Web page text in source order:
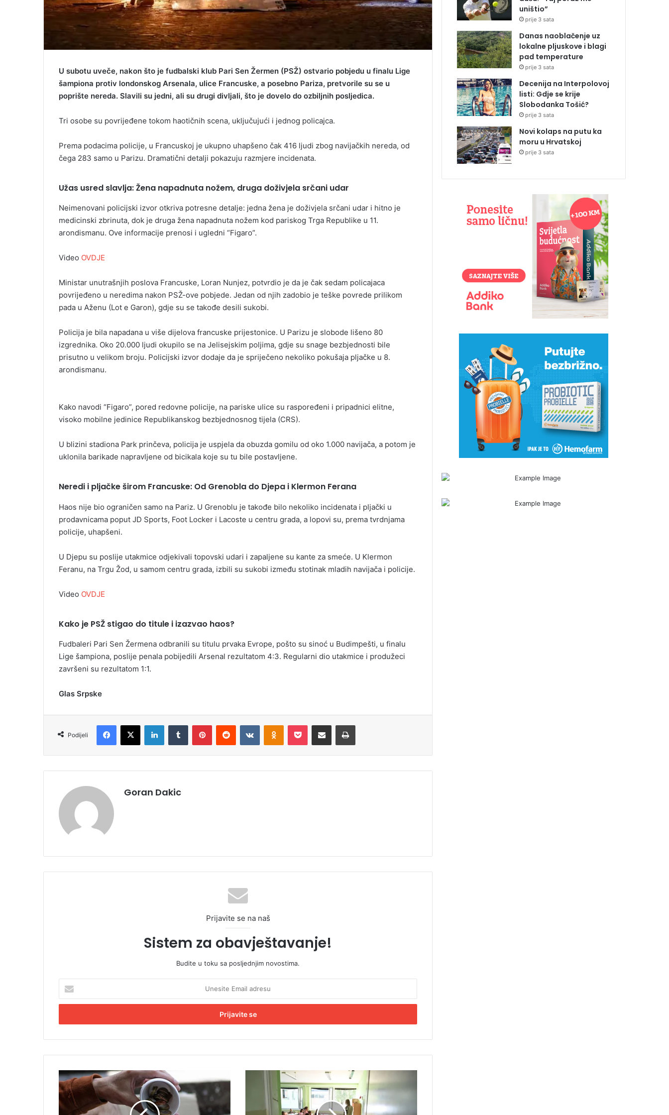
U subotu uveče, nakon što je fudbalski klub Pari Sen Žermen (PSŽ) ostvario pobjedu u finalu Lige
šampiona protiv londonskog Arsenala, ulice Francuske, a posebno Pariza, pretvorile su se u
poprište nereda. Slavili su jedni, ali su drugi divljali, što je dovelo do ozbiljnih posljedica.
Tri osobe su povrijeđene tokom haotičnih scena, uključujući i jednog policajca.
Prema podacima policije, u Francuskoj je ukupno uhapšeno čak 416 ljudi zbog navijačkih nereda, od
čega 283 samo u Parizu. Dramatični detalji pokazuju razmjere incidenata.
Užas usred slavlja: Žena napadnuta nožem, druga doživjela srčani udar
Neimenovani policijski izvor otkriva potresne detalje: jedna žena je doživjela srčani udar i hitno je
medicinski zbrinuta, dok je druga žena napadnuta nožem kod pariskog Trga Republike u 11.
arondismanu. Ove informacije prenosi i ugledni “Figaro”.
Video OVDJE
Ministar unutrašnjih poslova Francuske, Loran Nunjez, potvrdio je da je čak sedam policajaca
povrijeđeno u neredima nakon PSŽ-ove pobjede. Jedan od njih zadobio je teške povrede prilikom
pada u Aženu (Lot e Garon), gdje su se takođe desili sukobi.
Policija je bila napadana u više dijelova francuske prijestonice. U Parizu je slobode lišeno 80
izgrednika. Oko 20.000 ljudi okupilo se na Jelisejskim poljima, gdje su snage bezbjednosti bile
prisutno u velikom broju. Policijski izvor dodaje da je spriječeno nekoliko pokušaja pljačke u 8.
arondismanu.
Kako navodi “Figaro”, pored redovne policije, na pariske ulice su raspoređeni i pripadnici elitne,
visoko mobilne jedinice Republikanskog bezbjednosnog tijela (CRS).
U blizini stadiona Park prinčeva, policija je uspjela da obuzda gomilu od oko 1.000 navijača, a potom je
uklonila barikade napravljene od bicikala koje su tu bile postavljene.
Neredi i pljačke širom Francuske: Od Grenobla do Djepa i Klermon Ferana
Haos nije bio ograničen samo na Pariz. U Grenoblu je takođe bilo nekoliko incidenata i pljački u
prodavnicama poput JD Sports, Foot Locker i Lacoste u centru grada, a lopovi su, prema tvrdnjama
policije, uhapšeni.
U Djepu su poslije utakmice odjekivali topovski udari i zapaljene su kante za smeće. U Klermon
Feranu, na Trgu Žod, u samom centru grada, izbili su sukobi između stotinak mladih navijača i policije.
Video OVDJE
Kako je PSŽ stigao do titule i izazvao haos?
Fudbaleri Pari Sen Žermena odbranili su titulu prvaka Evrope, pošto su sinoć u Budimpešti, u finalu
Lige šampiona, poslije penala pobijedili Arsenal rezultatom 4:3. Regularni dio utakmice i produžeci
završeni su rezultatom 1:1.
Glas Srpske
Podijeli
Goran Dakic
Prijavite se na naš
Sistem za obavještavanje!
Budite u toku sa posljednjim novostima.
e
i
E
a
i
l
a
P
r
o
s
uništio”
prije 3 sata
Danas naoblačenje uz
lokalne pljuskove i blagi
pad temperature
prije 3 sata
Decenija na Interpolovoj
listi: Gdje se krije
Slobodanka Tošić?
prije 3 sata
Novi kolaps na putu ka
moru u Hrvatskoj
prije 3 sata